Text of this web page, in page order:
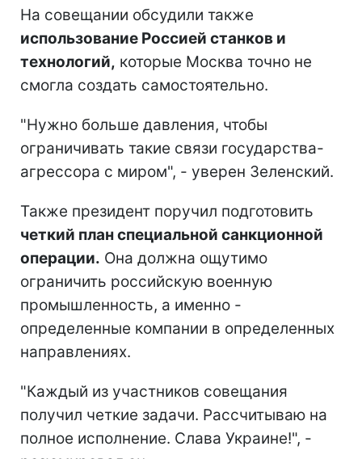
На совещании обсудили также
использование Россией станков и
технологий, которые Москва точно не
смогла создать самостоятельно.
"Нужно больше давления, чтобы
ограничивать такие связи государства-
агрессора с миром", - уверен Зеленский.
Также президент поручил подготовить
четкий план специальной санкционной
операции. Она должна ощутимо
ограничить российскую военную
промышленность, а именно -
определенные компании в определенных
направлениях.
"Каждый из участников совещания
получил четкие задачи. Рассчитываю на
полное исполнение. Слава Украине!", -